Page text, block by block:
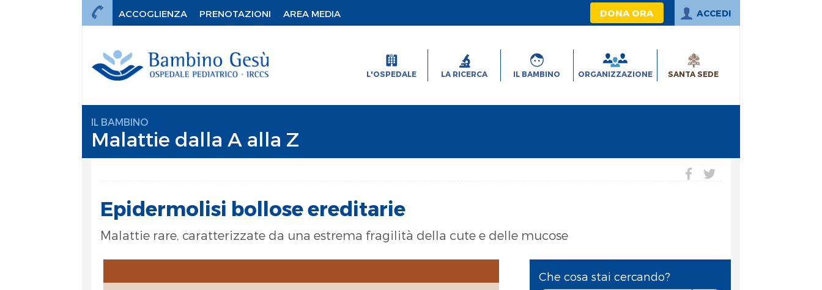
ACCOGLIENZA PRENOTAZIONI AREA MEDIA DONA ORA ACCEDI
L'OSPEDALE LA RICERCA IL BAMBINO ORGANIZZAZIONE SANTA SEDE
IL BAMBINO
Malattie dalla A alla Z
Epidermolisi bollose ereditarie
Malattie rare, caratterizzate da una estrema fragilità della cute e delle mucose
Che cosa stai cercando?